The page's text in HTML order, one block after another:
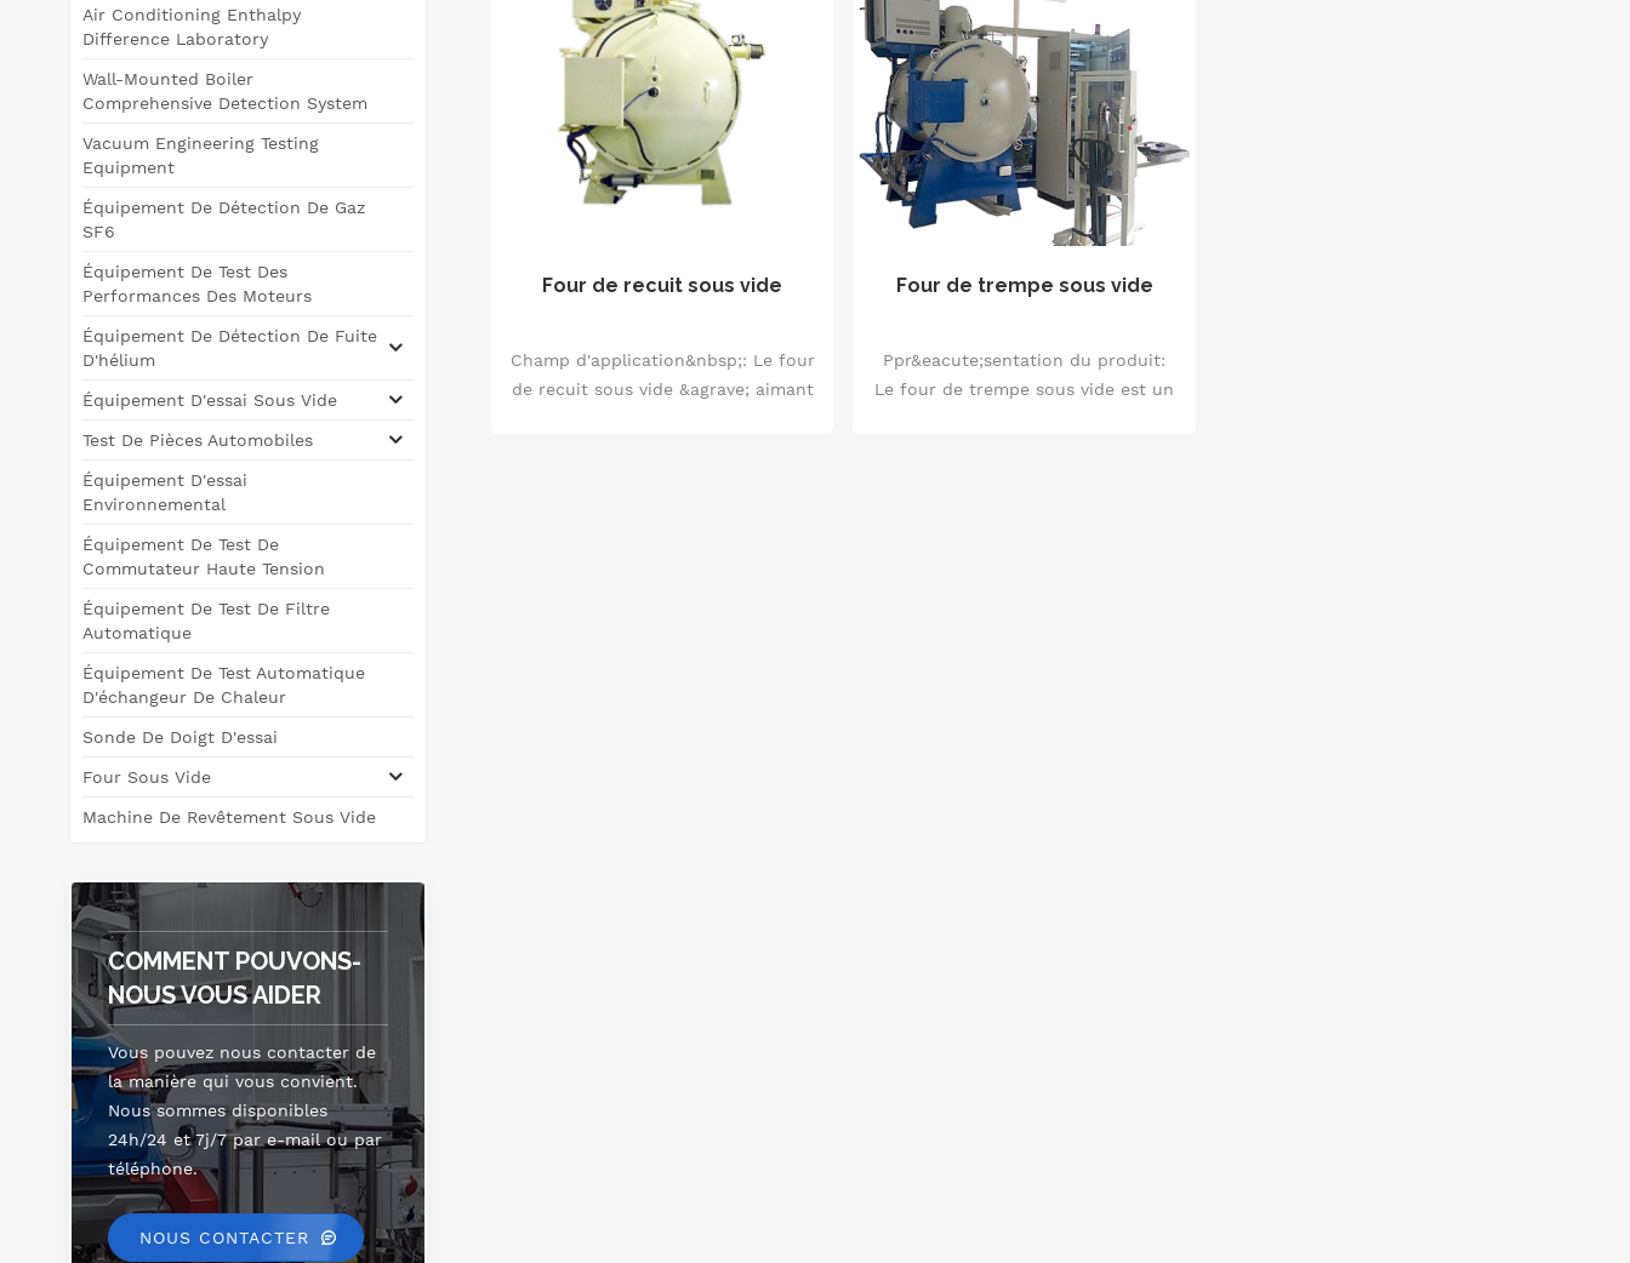
Four de recuit sous vide
Champ d'application&nbsp;: Le four
de recuit sous vide &agrave; aimant
Four de trempe sous vide
Ppr&eacute;sentation du produit:
Le four de trempe sous vide est un
Air Conditioning Enthalpy
Difference Laboratory
Wall-Mounted Boiler
Comprehensive Detection System
Vacuum Engineering Testing
Equipment
Équipement De Détection De Gaz
SF6
Équipement De Test Des
Performances Des Moteurs
Équipement De Détection De Fuite
D'hélium
Équipement D'essai Sous Vide
Test De Pièces Automobiles
Équipement D'essai
Environnemental
Équipement De Test De
Commutateur Haute Tension
Équipement De Test De Filtre
Automatique
Équipement De Test Automatique
D'échangeur De Chaleur
Sonde De Doigt D'essai
Four Sous Vide
Machine De Revêtement Sous Vide
COMMENT POUVONS-
NOUS VOUS AIDER
Vous pouvez nous contacter de
la manière qui vous convient.
Nous sommes disponibles
24h/24 et 7j/7 par e-mail ou par
téléphone.
NOUS CONTACTER